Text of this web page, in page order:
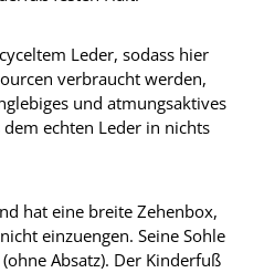
Leder, sodass hier
verbraucht werden,
und atmungsaktives
echten Leder in nichts
hat eine breite Zehenbox,
einzuengen. Seine Sohle
Absatz). Der Kinderfuß